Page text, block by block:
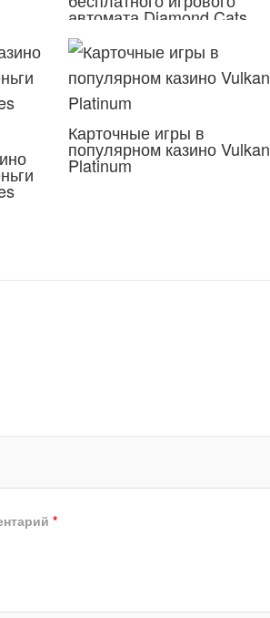
автомата Diamond Cats
Карточные игры в
популярном казино Vulkan
Platinum
*